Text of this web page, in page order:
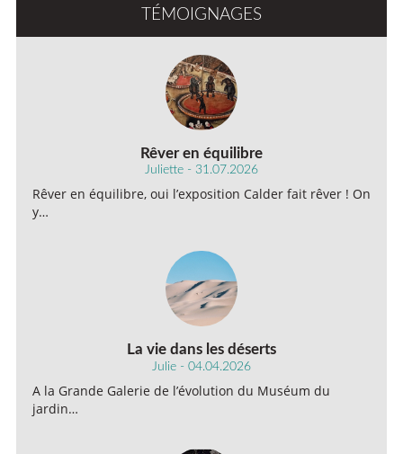
TÉMOIGNAGES
Rêver en équilibre
Juliette - 31.07.2026
Rêver en équilibre, oui l’exposition Calder fait rêver ! On
y…
La vie dans les déserts
Julie - 04.04.2026
A la Grande Galerie de l’évolution du Muséum du
jardin…